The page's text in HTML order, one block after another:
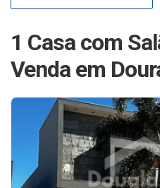
1 Casa com
Venda em